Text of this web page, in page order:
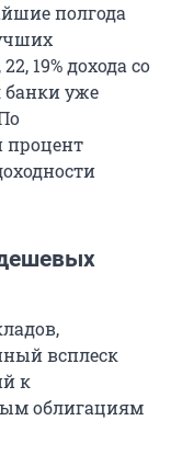
полгода
19% дохода со
банки уже
всплеск
к
облигациям